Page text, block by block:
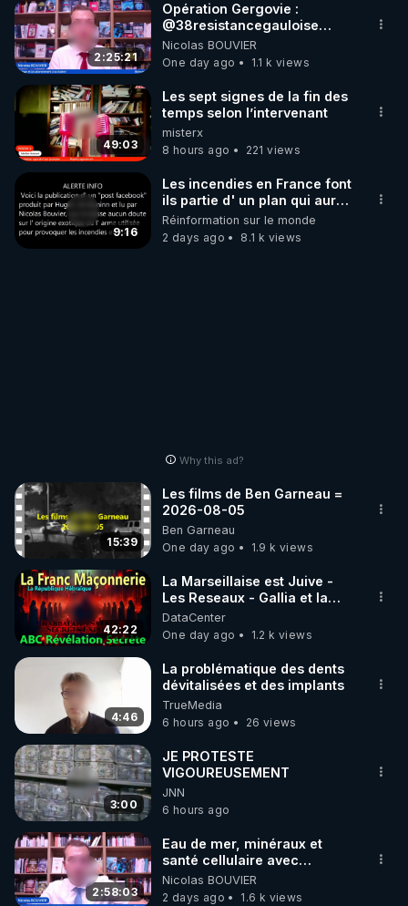
2:25:21
Opération Gergovie :
‪@38resistancegauloise‬
‪@MarionSigautOfficiel‬
‪@gladysriifard5710‬ Laëtitia
Nicolas BOUVIER
One day ago
1.1 k views
49:03
Les sept signes de la fin des
temps selon l’intervenant
misterx
8 hours ago
221 views
9:16
Les incendies en France font
ils partie d' un plan qui aurait
débuté le 11 septembre 2001
?
Réinformation sur le monde
2 days ago
8.1 k views
Why this ad?
15:39
Les films de Ben Garneau =
2026-08-05
Ben Garneau
One day ago
1.9 k views
42:22
La Marseillaise est Juive -
Les Reseaux - Gallia et la
France - Symbolisme
DataCenter
One day ago
1.2 k views
4:46
La problématique des dents
dévitalisées et des implants
TrueMedia
6 hours ago
26 views
3:00
JE PROTESTE
VIGOUREUSEMENT
JNN
6 hours ago
2:58:03
Eau de mer, minéraux et
santé cellulaire avec
Grégoire Cadeau
Nicolas BOUVIER
2 days ago
1.6 k views